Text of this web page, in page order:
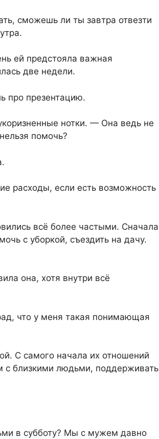
сможешь ли ты завтра отвезти
ей предстояла важная
две недели.
про презентацию.
нотки. — Она ведь не
помочь?
расходы, если есть возможность
всё более частыми. Сначала
с уборкой, съездить на дачу.
она, хотя внутри всё
что у меня такая понимающая
С самого начала их отношений
с близкими людьми, поддерживать
в субботу? Мы с мужем давно